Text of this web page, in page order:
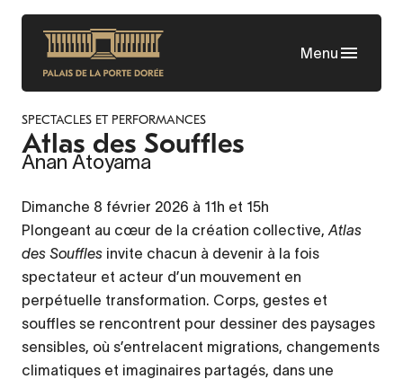
Aller
contenu
principal
Menu
SPECTACLES ET PERFORMANCES
Atlas des Souffles
Anan Atoyama
Dimanche 8 février 2026 à 11h et 15h
Plongeant au cœur de la création collective, Atlas
des Souffles invite chacun à devenir à la fois
spectateur et acteur d’un mouvement en
perpétuelle transformation. Corps, gestes et
souffles se rencontrent pour dessiner des paysages
sensibles, où s’entrelacent migrations, changements
climatiques et imaginaires partagés, dans une